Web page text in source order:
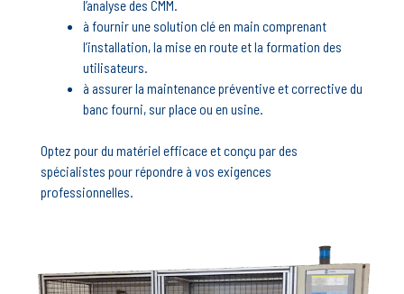
l’analyse des CMM.
à fournir une solution clé en main comprenant
l’installation, la mise en route et la formation des
utilisateurs.
à assurer la maintenance préventive et corrective du
banc fourni, sur place ou en usine.
Optez pour du matériel efficace et conçu par des
spécialistes pour répondre à vos exigences
professionnelles.